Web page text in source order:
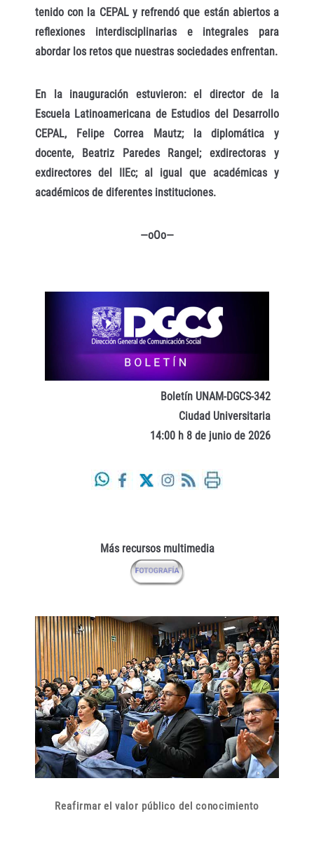
tenido con la CEPAL y refrendó que están abiertos a
reflexiones interdisciplinarias e integrales para
abordar los retos que nuestras sociedades enfrentan.
En la inauguración estuvieron: el director de la
Escuela Latinoamericana de Estudios del Desarrollo
CEPAL, Felipe Correa Mautz; la diplomática y
docente, Beatriz Paredes Rangel; exdirectoras y
exdirectores del IIEc; al igual que académicas y
académicos de diferentes instituciones.
—oOo—
Boletín UNAM-DGCS-342
Ciudad Universitaria
14:00 h 8 de junio de 2026
Más recursos multimedia
Reafirmar el valor público del conocimiento